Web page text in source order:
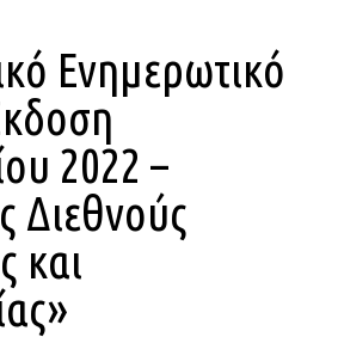
Ενημερωτικό
2022 –
Διεθνούς
και